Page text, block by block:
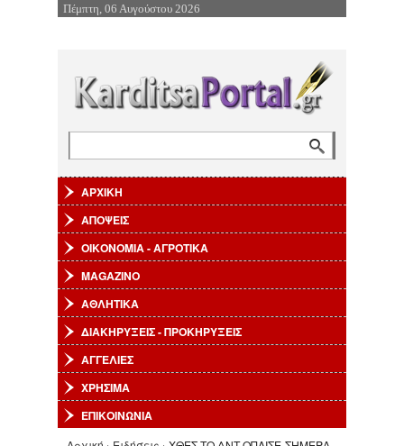
Επιστροφή στην Πλοήγηση
Πέμπτη, 06 Αυγούστου 2026
ΑΡΧΙΚΗ
ΑΠΟΨΕΙΣ
ΟΙΚΟΝΟΜΙΑ - ΑΓΡΟΤΙΚΑ
MAGAZINO
ΑΘΛΗΤΙΚΑ
ΔΙΑΚΗΡΥΞΕΙΣ - ΠΡΟΚΗΡΥΞΕΙΣ
ΑΓΓΕΛΙΕΣ
ΧΡΗΣΙΜΑ
ΕΠΙΚΟΙΝΩΝΙΑ